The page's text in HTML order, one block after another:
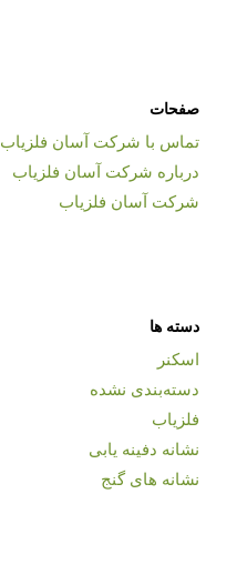
صفحات
تماس با شرکت آسان فلزیاب
درباره شرکت آسان فلزیاب
شرکت آسان فلزیاب
دسته ها
اسکنر
دسته‌بندی نشده
فلزیاب
نشانه دفینه یابی
نشانه های گنج